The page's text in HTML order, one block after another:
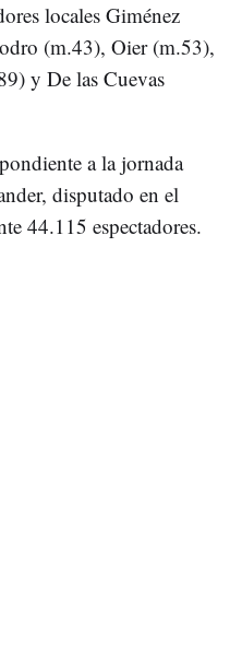
locales Giménez
(m.43), Oier (m.53),
y De las Cuevas
a la jornada
disputado en el
44.115 espectadores.